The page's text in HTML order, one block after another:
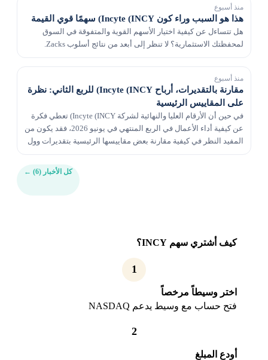
منذ أسبوع
هذا هو السبب وراء كون Incyte (INCY) سهمًا قوي القيمة
هل تتساءل عن كيفية اختيار الأسهم القوية والمتفوقة في السوق
لمحفظتك الاستثمارية؟ لا تنظر إلى أبعد من نتائج أسلوب Zacks.
منذ أسبوع
مقارنة بالتقديرات، أرباح Incyte (INCY) للربع الثاني: نظرة
على المقاييس الرئيسية
في حين أن الأرقام العليا والنهائية لشركة Incyte (INCY) تعطي فكرة
عن كيفية أداء الأعمال في الربع المنتهي في يونيو 2026، فقد يكون من
المفيد النظر في كيفية مقارنة بعض مقاييسها الرئيسية بتقديرات وول
كل الأخبار (6) ←
كيف أشتري سهم INCY؟
1
اختر وسيطاً مرخصاً
فتح حساب مع وسيط يدعم NASDAQ
2
أودع المبلغ